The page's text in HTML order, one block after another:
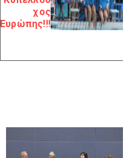
χος
Ευρώπης!!!